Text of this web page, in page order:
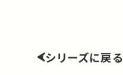
シリーズに戻る